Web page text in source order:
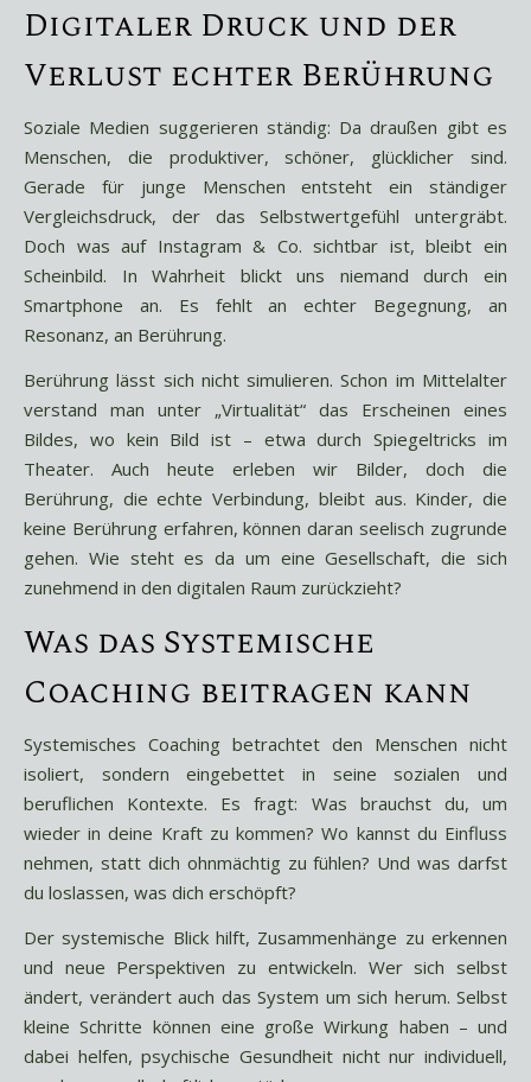
Digitaler Druck und der
Verlust echter Berührung
Soziale Medien suggerieren ständig: Da draußen gibt es
Menschen, die produktiver, schöner, glücklicher sind.
Gerade für junge Menschen entsteht ein ständiger
Vergleichsdruck, der das Selbstwertgefühl untergräbt.
Doch was auf Instagram & Co. sichtbar ist, bleibt ein
Scheinbild. In Wahrheit blickt uns niemand durch ein
Smartphone an. Es fehlt an echter Begegnung, an
Resonanz, an Berührung.
Berührung lässt sich nicht simulieren. Schon im Mittelalter
verstand man unter „Virtualität“ das Erscheinen eines
Bildes, wo kein Bild ist – etwa durch Spiegeltricks im
Theater. Auch heute erleben wir Bilder, doch die
Berührung, die echte Verbindung, bleibt aus. Kinder, die
keine Berührung erfahren, können daran seelisch zugrunde
gehen. Wie steht es da um eine Gesellschaft, die sich
zunehmend in den digitalen Raum zurückzieht?
Was das Systemische
Coaching beitragen kann
Systemisches Coaching betrachtet den Menschen nicht
isoliert, sondern eingebettet in seine sozialen und
beruflichen Kontexte. Es fragt: Was brauchst du, um
wieder in deine Kraft zu kommen? Wo kannst du Einfluss
nehmen, statt dich ohnmächtig zu fühlen? Und was darfst
du loslassen, was dich erschöpft?
Der systemische Blick hilft, Zusammenhänge zu erkennen
und neue Perspektiven zu entwickeln. Wer sich selbst
ändert, verändert auch das System um sich herum. Selbst
kleine Schritte können eine große Wirkung haben – und
dabei helfen, psychische Gesundheit nicht nur individuell,